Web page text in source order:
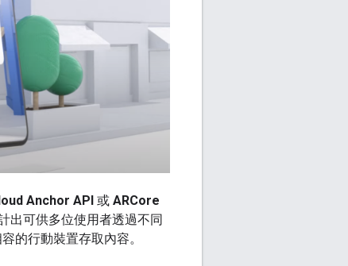
Anchor API 或 ARCore
出可供多位使用者透過不同
的行動裝置存取內容。